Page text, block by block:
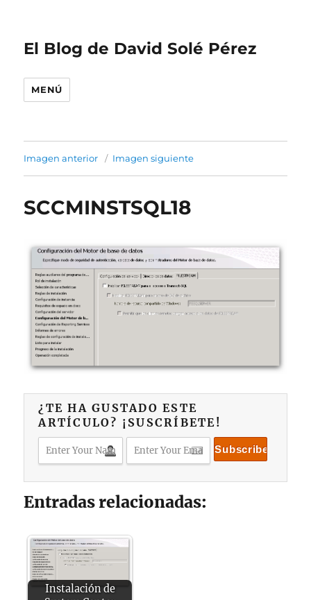
El Blog de David Solé Pérez
MENÚ
Imagen anterior Imagen siguiente
SCCMINSTSQL18
¿TE HA GUSTADO ESTE
ARTÍCULO? ¡SUSCRÍBETE!
Entradas relacionadas:
Instalación de